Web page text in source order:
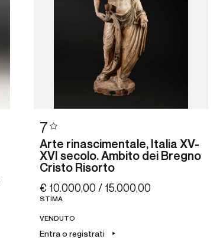
7
Arte rinascimentale, Italia XV-
XVI secolo. Ambito dei Bregno
Cristo Risorto
€ 10.000,00 / 15.000,00
STIMA
VENDUTO
Entra o registrati